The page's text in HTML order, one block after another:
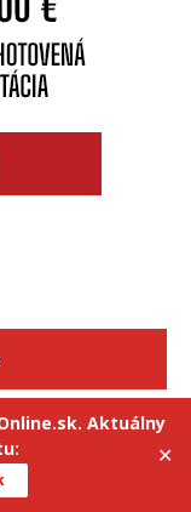
Aktuálny
✕